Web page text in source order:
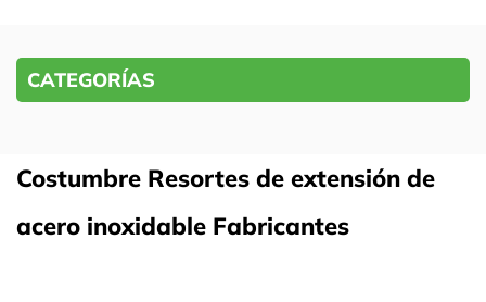
CATEGORÍAS
Costumbre Resortes de extensión de
acero inoxidable Fabricantes